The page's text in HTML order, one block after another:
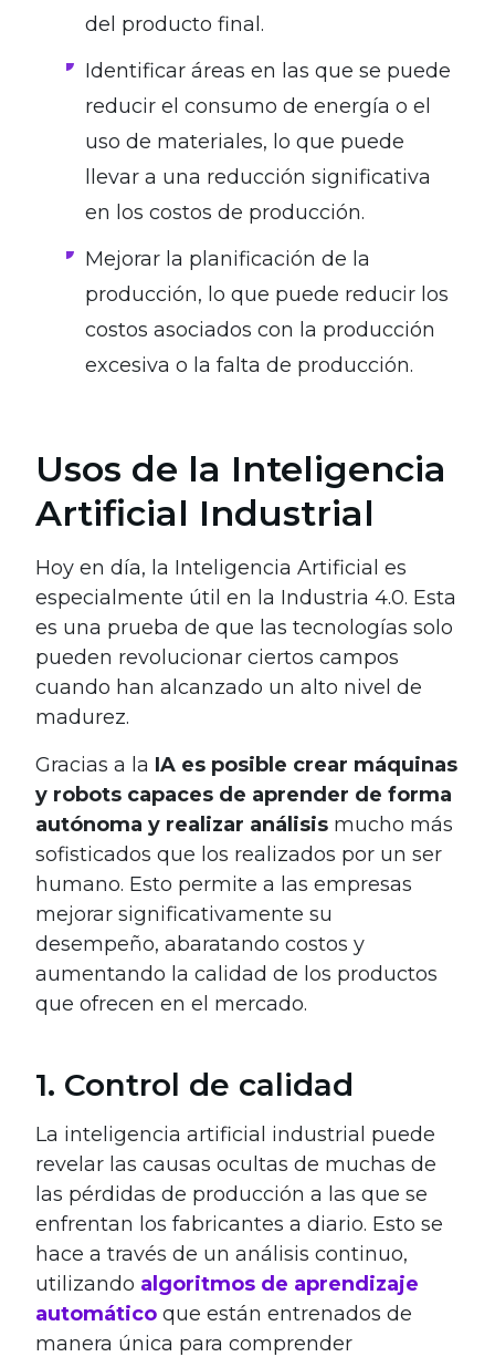
del producto final.
Identificar áreas en las que se puede
reducir el consumo de energía o el
uso de materiales, lo que puede
llevar a una reducción significativa
en los costos de producción.
Mejorar la planificación de la
producción, lo que puede reducir los
costos asociados con la producción
excesiva o la falta de producción.
Usos de la Inteligencia
Artificial Industrial
Hoy en día, la Inteligencia Artificial es
especialmente útil en la Industria 4.0. Esta
es una prueba de que las tecnologías solo
pueden revolucionar ciertos campos
cuando han alcanzado un alto nivel de
madurez.
Gracias a la IA es posible crear máquinas
y robots capaces de aprender de forma
autónoma y realizar análisis mucho más
sofisticados que los realizados por un ser
humano. Esto permite a las empresas
mejorar significativamente su
desempeño, abaratando costos y
aumentando la calidad de los productos
que ofrecen en el mercado.
1. Control de calidad
La inteligencia artificial industrial puede
revelar las causas ocultas de muchas de
las pérdidas de producción a las que se
enfrentan los fabricantes a diario. Esto se
hace a través de un análisis continuo,
utilizando algoritmos de aprendizaje
automático que están entrenados de
manera única para comprender